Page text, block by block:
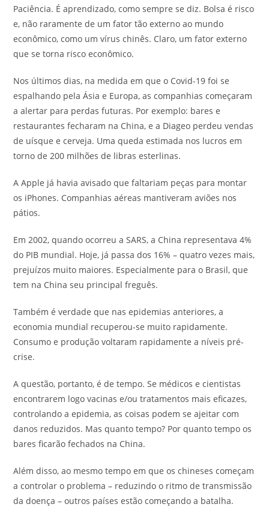
Paciência. É aprendizado, como sempre se diz. Bolsa é risco
e, não raramente de um fator tão externo ao mundo
econômico, como um vírus chinês. Claro, um fator externo
que se torna risco econômico.
Nos últimos dias, na medida em que o Covid-19 foi se
espalhando pela Ásia e Europa, as companhias começaram
a alertar para perdas futuras. Por exemplo: bares e
restaurantes fecharam na China, e a Diageo perdeu vendas
de uísque e cerveja. Uma queda estimada nos lucros em
torno de 200 milhões de libras esterlinas.
A Apple já havia avisado que faltariam peças para montar
os iPhones. Companhias aéreas mantiveram aviões nos
pátios.
Em 2002, quando ocorreu a SARS, a China representava 4%
do PIB mundial. Hoje, já passa dos 16% – quatro vezes mais,
prejuízos muito maiores. Especialmente para o Brasil, que
tem na China seu principal freguês.
Também é verdade que nas epidemias anteriores, a
economia mundial recuperou-se muito rapidamente.
Consumo e produção voltaram rapidamente a níveis pré-
crise.
A questão, portanto, é de tempo. Se médicos e cientistas
encontrarem logo vacinas e/ou tratamentos mais eficazes,
controlando a epidemia, as coisas podem se ajeitar com
danos reduzidos. Mas quanto tempo? Por quanto tempo os
bares ficarão fechados na China.
Além disso, ao mesmo tempo em que os chineses começam
a controlar o problema – reduzindo o ritmo de transmissão
da doença – outros países estão começando a batalha.